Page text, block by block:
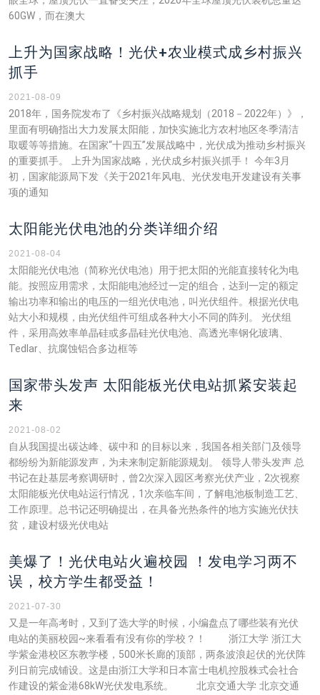
60GW，而在澳大
上升为国家战略！光伏+农业模式成乡村振兴
抓手
2021-08-09
2018年，国务院发布了《乡村振兴战略规划（2018－2022年）》，
里面有明确指出大力发展太阳能，加快实施北方农村地区冬季清洁
取暖等等措施。在国家“十四五”发展战略中，光伏成为推动乡村振兴
的重要抓手。 上升为国家战略，光伏成乡村振兴抓手！ 今年3月
初，国家能源局下发《关于2021年风电、光伏发电开发建设有关事
项的通知
太阳能光伏电池的分类详细介绍
2021-08-04
太阳能光伏电池（简称光伏电池）用于把太阳的光能直接转化为电
能。按照应用需求，太阳能电池经过一定的组合，达到一定的额定
输出功率和输出的电压的一组光伏电池，叫光伏组件。根据光伏电
站大小和规模，由光伏组件可组成各种大小不同的阵列。 光伏组
件，采用高效率单晶硅或多晶硅光伏电池、高透光率钢化玻璃、
Tedlar、抗腐蚀铝合多边框等
国家带头发声 太阳能板光伏电站抓紧安装起
来
2021-08-02
自从我国提出碳达峰、碳中和 的目标以来，我国各相关部门及领导
都纷纷为新能源发声，为未来制定新能源规划。 领导人带头发声 总
书记在赴基层考察调研时，曾2次深入园区考察光伏产业，2次视察
太阳能板光伏电站运行情况，1次亲临车间，了解电池板制造工艺、
工作原理。总书记还明确提出，在具备光热条件的地方实施光伏扶
贫，建设村级光伏电站
美爆了！光伏电站火遍校园 ！发电学习两不
误，校方学生都受益！
2021-07-30
又是一年高考时，又到了选大学的时候，小编盘点了哪些装有光伏
电站的美丽校园~来看看有没有你的学校？！ 浙江大学 浙江大
学紫金港校区东教学楼，500米长廊的顶部，两条波浪起伏的光伏阵
列日前完成铺设。这是由浙江大学和日本富士电机控股株式会社合
作建设的紫金港68kW光伏发电系统。 北京交通大学 北京交通